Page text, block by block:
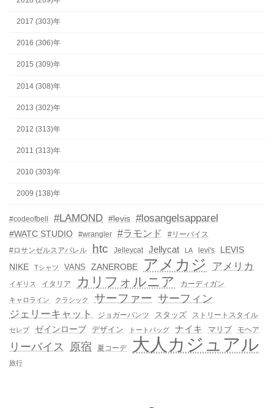
2017 (303)年
2016 (306)年
2015 (309)年
2014 (308)年
2013 (302)年
2012 (313)年
2011 (313)年
2010 (303)年
2009 (138)年
#codeofbell #LAMOND #levis #losangelsapparel
#WATC STUDIO #wrangler #ラモンド
#リーバイス
#ロサンゼルスアパレル
htc Jelleycat Jellycat LA levi's
LEVIS
NIKE
Tシャツ VANS ZANEROBE アメカジ アメリカ
イギリス イタリア カリフォルニア カーディガン
キャロライン クラシック サーファー サーフィン
ジェリーキャット
ジョガーパンツ スタッズ ストリートスタイル
セレブ ゼインローブ デザイン トートバッグ ナイキ マリブ モヘア
リーバイス 原宿 夏コーデ 大人カジュアル
旅行